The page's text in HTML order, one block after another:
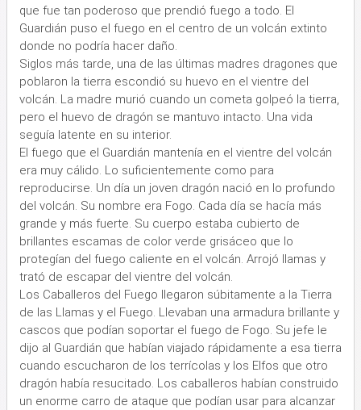
que fue tan poderoso que prendió fuego a todo. El
Guardián puso el fuego en el centro de un volcán extinto
donde no podría hacer daño.
Siglos más tarde, una de las últimas madres dragones que
poblaron la tierra escondió su huevo en el vientre del
volcán. La madre murió cuando un cometa golpeó la tierra,
pero el huevo de dragón se mantuvo intacto. Una vida
seguía latente en su interior.
El fuego que el Guardián mantenía en el vientre del volcán
era muy cálido. Lo suficientemente como para
reproducirse. Un día un joven dragón nació en lo profundo
del volcán. Su nombre era Fogo. Cada día se hacía más
grande y más fuerte. Su cuerpo estaba cubierto de
brillantes escamas de color verde grisáceo que lo
protegían del fuego caliente en el volcán. Arrojó llamas y
trató de escapar del vientre del volcán.
Los Caballeros del Fuego llegaron súbitamente a la Tierra
de las Llamas y el Fuego. Llevaban una armadura brillante y
cascos que podían soportar el fuego de Fogo. Su jefe le
dijo al Guardián que habían viajado rápidamente a esa tierra
cuando escucharon de los terrícolas y los Elfos que otro
dragón había resucitado. Los caballeros habían construido
un enorme carro de ataque que podían usar para alcanzar